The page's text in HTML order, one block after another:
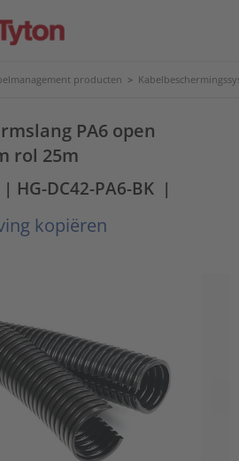
producten >
PA6 open
rol 25m
| HG-DC42-PA6-BK |
kopiëren